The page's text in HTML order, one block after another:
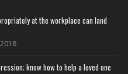
at the workplace can land
know how to help a loved one